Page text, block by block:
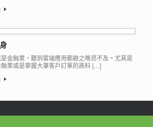
金融業，聽到雲端應用都避之唯恐不及。尤其是
業或是掌握大筆客戶訂單的高科 […]